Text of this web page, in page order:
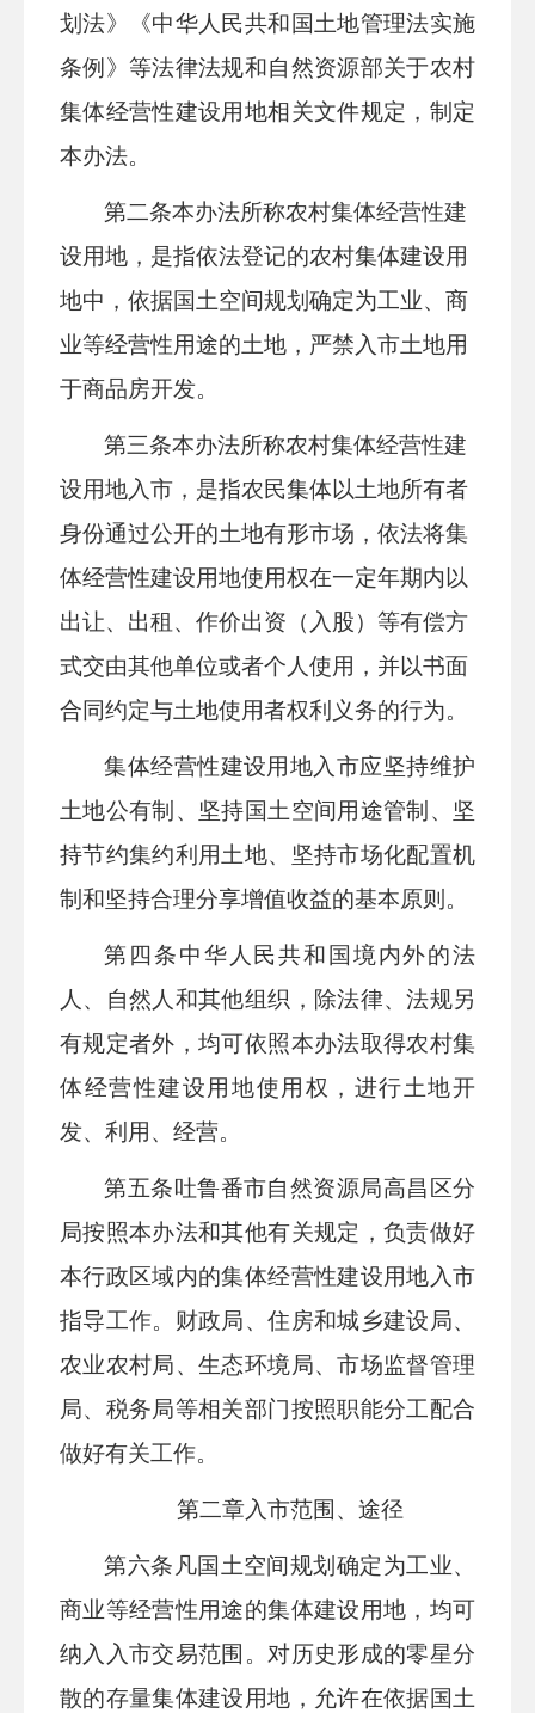
划法》《中华人民共和国土地管理法实施
条例》等法律法规和自然资源部关于农村
集体经营性建设用地相关文件规定，制定
本办法。
第二条本办法所称农村集体经营性建
设用地，是指依法登记的农村集体建设用
地中，依据国土空间规划确定为工业、商
业等经营性用途的土地 ，严禁入市土地用
于商品房开发。
第三条本办法所称农村集体经营性建
设用地入市，是指农民集体以土地所有者
身份通过公开的土地有形市场，依法将集
体经营性建设用地使用权在一定年期内以
出让、出租、作价出资（入股）等有偿方
式交由其他单位或者个人使用，并以书面
合同约定与土地使用者权利义务的行为。
集体经营性建设用地入市应坚持维护
土地公有制、坚持国土空间用途管制、坚
持节约集约利用土地、坚持市场化配置机
制和坚持合理分享增值收益的基本原则。
第四条中华人民共和国境内外的法
人、自然人和其他组织，除法律、法规另
有规定者外，均可依照本办法取得农村集
体经营性建设用地使用权，进行土地开
发、利用、经营。
第五条吐鲁番市自然资源局高昌区分
局按照本办法和其他有关规定，负责做好
本行政区域内的集体经营性建设用地入市
指导工作。财政局、住房和城乡建设局、
农业农村局、生态环境局、市场监督管理
局、税务局等相关部门按照职能分工配合
做好有关工作。
第二章入市范围、途径
第六条 凡国土空间规划确定为工业、
商业等经营性用途的集体建设用地，均可
纳入入市交易范围。 对历史形成的零星分
散的存量集体建设用地，允许在依据国土